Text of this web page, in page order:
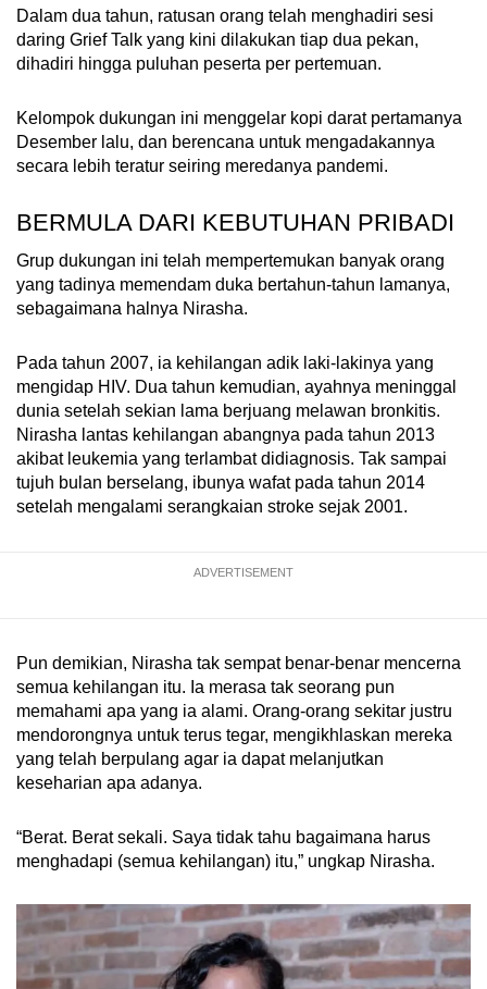
Dalam dua tahun, ratusan orang telah menghadiri sesi
daring Grief Talk yang kini dilakukan tiap dua pekan,
dihadiri hingga puluhan peserta per pertemuan.
Kelompok dukungan ini menggelar kopi darat pertamanya
Desember lalu, dan berencana untuk mengadakannya
secara lebih teratur seiring meredanya pandemi.
BERMULA DARI KEBUTUHAN PRIBADI
Grup dukungan ini telah mempertemukan banyak orang
yang tadinya memendam duka bertahun-tahun lamanya,
sebagaimana halnya Nirasha.
Pada tahun 2007, ia kehilangan adik laki-lakinya yang
mengidap HIV. Dua tahun kemudian, ayahnya meninggal
dunia setelah sekian lama berjuang melawan bronkitis.
Nirasha lantas kehilangan abangnya pada tahun 2013
akibat leukemia yang terlambat didiagnosis. Tak sampai
tujuh bulan berselang, ibunya wafat pada tahun 2014
setelah mengalami serangkaian stroke sejak 2001.
ADVERTISEMENT
Pun demikian, Nirasha tak sempat benar-benar mencerna
semua kehilangan itu. Ia merasa tak seorang pun
memahami apa yang ia alami. Orang-orang sekitar justru
mendorongnya untuk terus tegar, mengikhlaskan mereka
yang telah berpulang agar ia dapat melanjutkan
keseharian apa adanya.
“Berat. Berat sekali. Saya tidak tahu bagaimana harus
menghadapi (semua kehilangan) itu,” ungkap Nirasha.